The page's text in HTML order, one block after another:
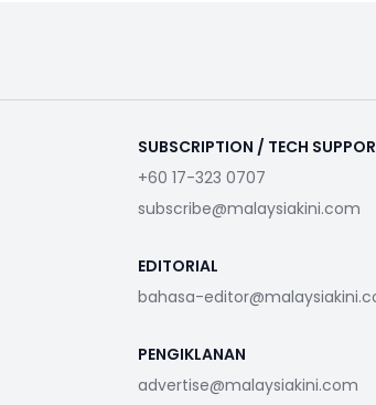
SUBSCRIPTION / TECH
+60 17-323 0707
subscribe@malaysiakini.com
EDITORIAL
bahasa-
PENGIKLANAN
advertise@malaysiakini.com